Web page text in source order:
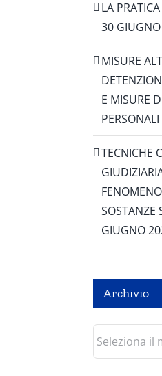
LA
30
MISURE
E MISURE
PERSONALI
TECNICHE
SOSTANZE
GIUGNO
Archivio
Archivio